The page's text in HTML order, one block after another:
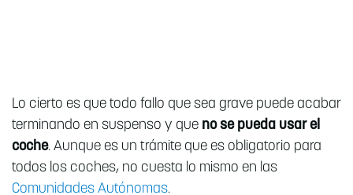
Lo cierto es que todo fallo que sea grave puede acabar
terminando en suspenso y que no se pueda usar el
coche. Aunque es un trámite que es obligatorio para
todos los coches, no cuesta lo mismo en las
Comunidades Autónomas.